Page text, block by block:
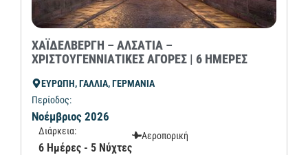
ΧΑΪΔΕΛΒΕΡΓΗ – ΑΛΣΑΤΙΑ –
ΧΡΙΣΤΟΥΓΕΝΝΙΑΤΙΚΕΣ ΑΓΟΡΕΣ | 6 ΗΜΕΡΕΣ
ΕΥΡΩΠΗ, ΓΑΛΛΙΑ, ΓΕΡΜΑΝΙΑ
Περίοδος:
Νοέμβριος 2026
Διάρκεια:
6 Ημέρες - 5 Νύχτες
Αεροπορική